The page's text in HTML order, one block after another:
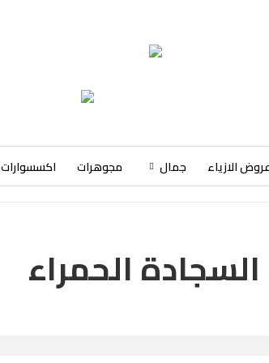
عروض الازياء جمال مجوهرات اكسسوارات
الحمراء